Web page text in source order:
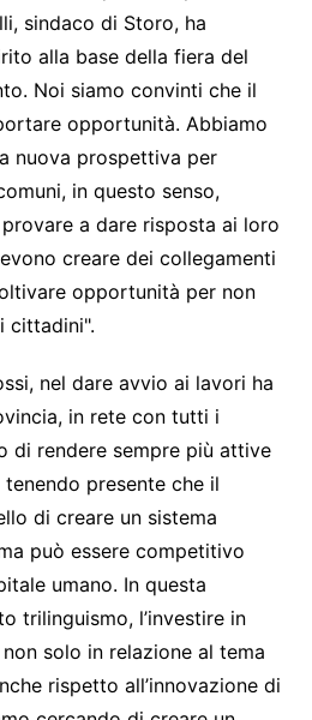
sindaco di Storo, ha
alla base della fiera del
Noi siamo convinti che il
opportunità. Abbiamo
nuova prospettiva per
in questo senso,
a dare risposta ai loro
creare dei collegamenti
opportunità per non
cittadini".
nel dare avvio ai lavori ha
in rete con tutti i
di rendere sempre più attive
presente che il
di creare un sistema
può essere competitivo
umano. In questa
trilinguismo, l’investire in
solo in relazione al tema
rispetto all’innovazione di